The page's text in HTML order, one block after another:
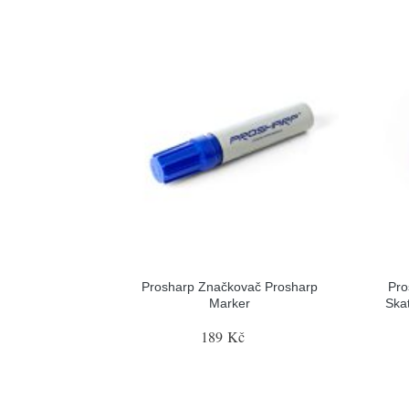
Prosharp Značkovač Prosharp
Marker
189 Kč